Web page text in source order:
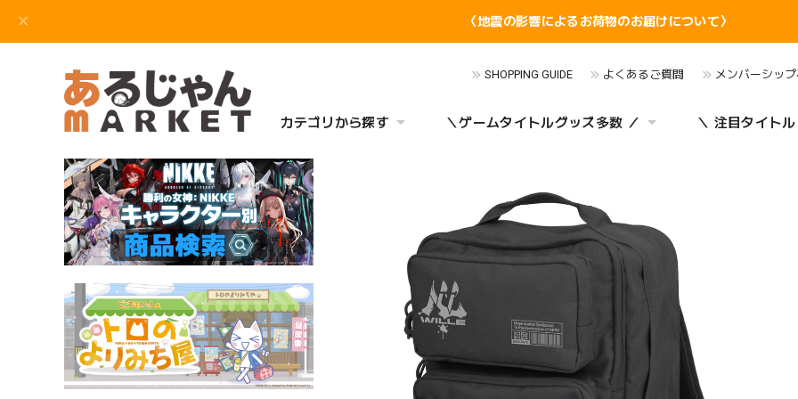
〈地震の影響によるお荷物のお届けについて〉
SHOPPING GUIDE よくあるご質問 メンバーシッ
カテゴリから探す ＼ゲームタイトルグッズ多数 ／ ＼ 注目タイト